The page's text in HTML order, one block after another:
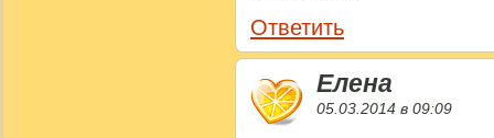
Ответить
Елена
05.03.2014 в 09:09